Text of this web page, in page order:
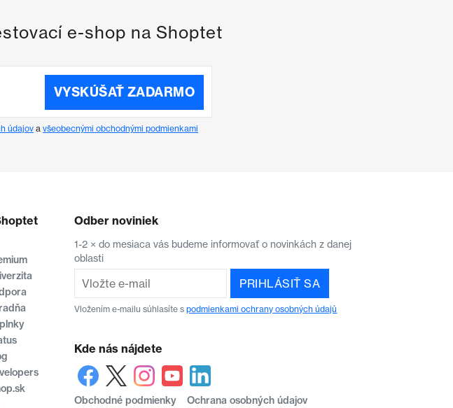
e-shop na Shoptet
VYSKÚŠAŤ ZADARMO
údajov a všeobecnými obchodnými podmienkami
Odber noviniek
1-2 × do mesiaca vás budeme informovať o novinkách z danej
oblasti
PRIHLÁSIŤ SA
Vložením e-mailu súhlasíte spodmienkami ochrany osobných údajů
Kde nás nájdete
Obchodné podmienky Ochrana osobných údajov